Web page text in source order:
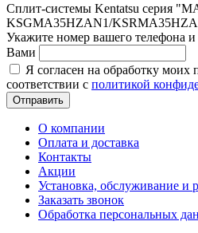
Сплит-системы Kentatsu серия
KSGMA35HZAN1/
Укажите номер вашего телефона и
Вами
Я согласен на обработку
соответствии с политикой
Отправить
О компании
Оплата и доставка
Контакты
Акции
Установка, обслуживание и
Заказать звонок
Обработка персональных